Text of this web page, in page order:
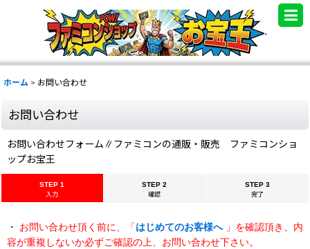
.
ホーム > お問い合わせ
お問い合わせ
お問い合わせフォーム∥ファミコンの通販・販売 ファミコンショ
ップお宝王
STEP 1
入力
STEP 2
確認
STEP 3
完了
・ お問い合わせ頂く前に、「はじめてのお客様へ 」を確認頂き、内
容が重複しないか必ずご確認の上、お問い合わせ下さい。